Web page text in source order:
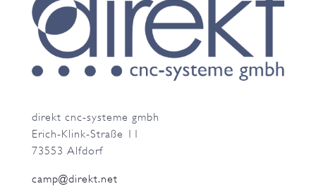
direkt cnc-systeme gmbh
Erich-Klink-Straße 11
73553 Alfdorf
camp@direkt.net